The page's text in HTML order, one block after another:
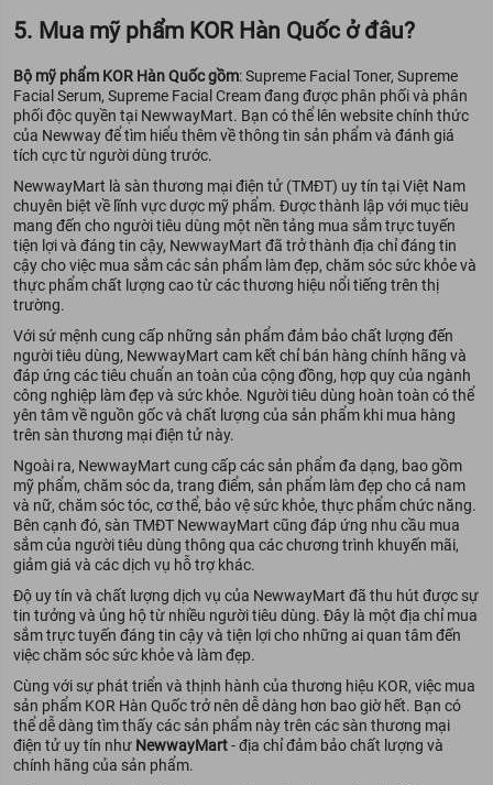
5. Mua mỹ phẩm KOR Hàn Quốc ở đâu?
Bộ mỹ phẩm KOR Hàn Quốc gồm: Supreme Facial Toner, Supreme
Facial Serum, Supreme Facial Cream đang được phân phối và phân
phối độc quyền tại NewwayMart. Bạn có thể lên website chính thức
của Newway để tìm hiểu thêm về thông tin sản phẩm và đánh giá
tích cực từ người dùng trước.
NewwayMart là sàn thương mại điện tử (TMĐT) uy tín tại Việt Nam
chuyên biệt về lĩnh vực dược mỹ phẩm. Được thành lập với mục tiêu
mang đến cho người tiêu dùng một nền tảng mua sắm trực tuyến
tiện lợi và đáng tin cậy, NewwayMart đã trở thành địa chỉ đáng tin
cậy cho việc mua sắm các sản phẩm làm đẹp, chăm sóc sức khỏe và
thực phẩm chất lượng cao từ các thương hiệu nổi tiếng trên thị
trường.
Với sứ mệnh cung cấp những sản phẩm đảm bảo chất lượng đến
người tiêu dùng, NewwayMart cam kết chỉ bán hàng chính hãng và
đáp ứng các tiêu chuẩn an toàn của cộng đồng, hợp quy của ngành
công nghiệp làm đẹp và sức khỏe. Người tiêu dùng hoàn toàn có thể
yên tâm về nguồn gốc và chất lượng của sản phẩm khi mua hàng
trên sàn thương mại điện tử này.
Ngoài ra, NewwayMart cung cấp các sản phẩm đa dạng, bao gồm
mỹ phẩm, chăm sóc da, trang điểm, sản phẩm làm đẹp cho cả nam
và nữ, chăm sóc tóc, cơ thể, bảo vệ sức khỏe, thực phẩm chức năng.
Bên cạnh đó, sàn TMĐT NewwayMart cũng đáp ứng nhu cầu mua
sắm của người tiêu dùng thông qua các chương trình khuyến mãi,
giảm giá và các dịch vụ hỗ trợ khác.
Độ uy tín và chất lượng dịch vụ của NewwayMart đã thu hút được sự
tin tưởng và ủng hộ từ nhiều người tiêu dùng. Đây là một địa chỉ mua
sắm trực tuyến đáng tin cậy và tiện lợi cho những ai quan tâm đến
việc chăm sóc sức khỏe và làm đẹp.
Cùng với sự phát triển và thịnh hành của thương hiệu KOR, việc mua
sản phẩm KOR Hàn Quốc trở nên dễ dàng hơn bao giờ hết. Bạn có
thể dễ dàng tìm thấy các sản phẩm này trên các sàn thương mại
điện tử uy tín như NewwayMart- địa chỉ đảm bảo chất lượng và
chính hãng của sản phẩm.